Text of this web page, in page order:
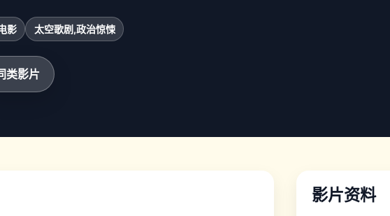
影 太空歌剧,政治惊悚
类影片
影片资料